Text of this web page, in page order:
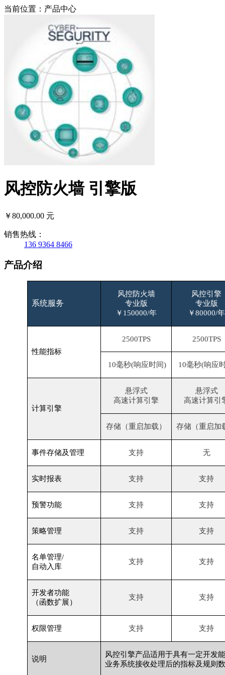
当前位置：产品中心
风控防火墙 引擎版
￥80,000.00 元
销售热线：
136 9364 8466
产品介绍
系统服务
风控防火墙
专业版
￥ 150000/年
风控引擎
专业版
￥80000/年
性能指标
2500TPS 2500TPS
10毫秒(响应时间) 10毫秒(响应
计算引擎
悬浮式
高速计算引擎
悬浮式
高速计算引
存储（重启加载） 存储（重启加
事件存储及管理 支持 无
实时报表 支持 支持
预警功能 支持 支持
策略管理 支持 支持
名单管理/
自动入库
支持 支持
开发者功能
（函数扩展）
支持 支持
权限管理 支持 支持
说明
风控引擎产品适用于具有一定开发
业务系统接收处理后的指标及规则